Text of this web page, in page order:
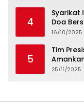
4
Syarikat
Doa
Syarikat
16/10/2025
5
Tim
Tawuran
25/11/2025